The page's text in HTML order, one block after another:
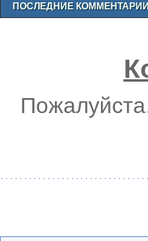
ПОСЛЕДНИЕ